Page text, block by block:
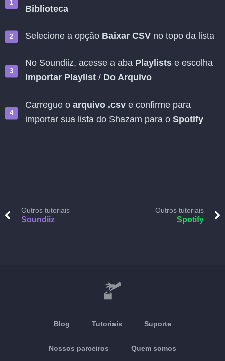
Biblioteca
Selecione a opção Baixar CSV no topo da lista
No Soundiiz, acesse a aba Playlists e escolha
Importar Playlist / Do Arquivo
Carregue o arquivo .csv e confirme para
importar sua lista do Shazam para o Spotify
Outros tutoriais
Soundiiz
Outros tutoriais
Spotify
Blog Tutoriais Suporte
Nossos parceiros Quem somos